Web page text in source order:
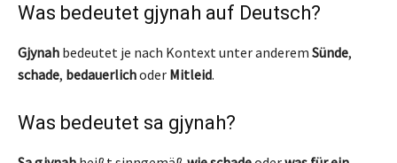
Was bedeutet gjynah auf Deutsch?
Gjynah bedeutet je nach Kontext unter anderem Sünde,
schade, bedauerlichoder Mitleid.
Was bedeutet sa gjynah?